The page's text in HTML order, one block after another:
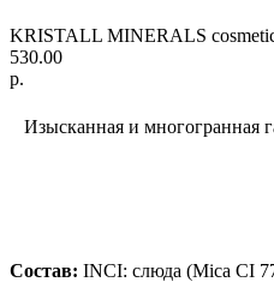
KRISTALL MINERALS
530.00
р.
Изысканная и многогранная
Состав: INCI: слюда (Mica CI